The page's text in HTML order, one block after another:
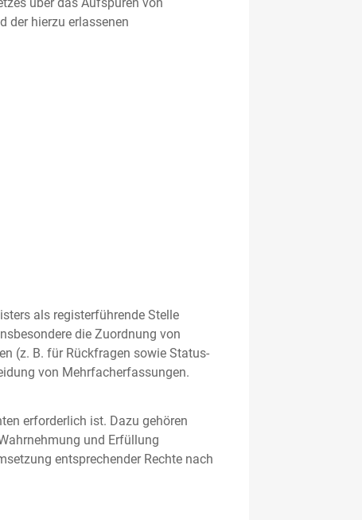
der hierzu erlassenen
als registerführende Stelle
die Zuordnung von
(z. B. für Rückfragen sowie Status-
von Mehrfacherfassungen.
erforderlich ist. Dazu gehören
und Erfüllung
entsprechender Rechte nach